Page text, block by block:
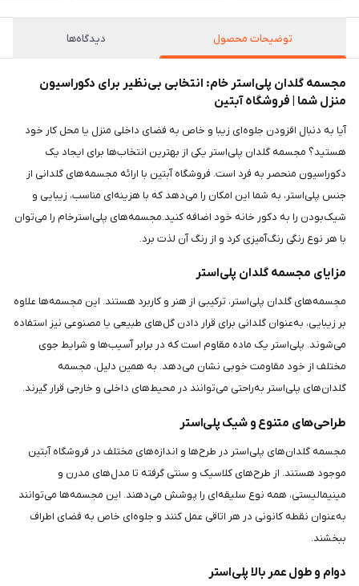
توضیحات محصول دیدگاه‌ها
مجسمه گلدان پلی‌استر خام: انتخابی بی‌نظیر برای دکوراسیون
منزل شما | فروشگاه آبتین
آیا به دنبال افزودن جلوه‌ای زیبا و خاص به فضای داخلی منزل یا محل کار خود
هستید؟ مجسمه گلدان پلی‌استر یکی از بهترین انتخاب‌ها برای ایجاد یک
دکوراسیون منحصر به فرد است. فروشگاه آبتین با ارائه مجسمه‌های گلدانی از
جنس پلی‌استر، به شما این امکان را می‌دهد که با هزینه‌ای مناسب، زیبایی و
شیک‌بودن را به دکور خانه خود اضافه کنید.مجسمه‌های پلی‌استرخام را می‌توان
با هر نوع رنگی رنگ‌آمیزی کرد و از رنگ آن لذت برد.
مزایای مجسمه گلدان پلی‌استر
مجسمه‌های گلدان پلی‌استر، ترکیبی از هنر و کاربرد هستند. این مجسمه‌ها علاوه
بر زیبایی، به‌عنوان گلدانی برای قرار دادن گل‌های طبیعی یا مصنوعی نیز استفاده
می‌شوند. پلی‌استر یک ماده مقاوم است که در برابر آسیب‌ها و شرایط جوی
مختلف از خود مقاومت خوبی نشان می‌دهد. به همین دلیل، مجسمه
گلدان‌های پلی‌استر به‌راحتی می‌توانند در محیط‌های داخلی و خارجی قرار گیرند.
طراحی‌های متنوع و شیک پلی‌استر
مجسمه گلدان‌های پلی‌استر در طرح‌ها و اندازه‌های مختلف در فروشگاه آبتین
موجود هستند. از طرح‌های کلاسیک و سنتی گرفته تا مدل‌های مدرن و
مینیمالیستی، همه نوع سلیقه‌ای را پوشش می‌دهند. این مجسمه‌ها می‌توانند
به‌عنوان نقطه کانونی در هر اتاقی عمل کنند و جلوه‌ای خاص به فضای اطراف
ببخشند.
دوام و طول عمر بالا پلی‌استر